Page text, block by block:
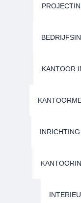
KANTOOR